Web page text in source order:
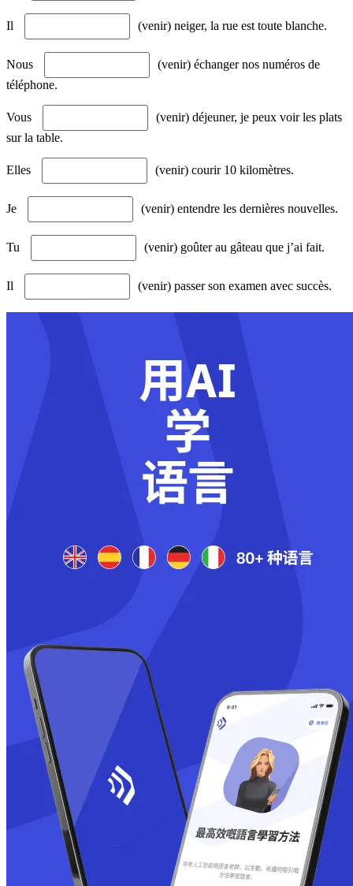
Il (venir) neiger, la rue est toute blanche.
Nous
(venir) échanger nos numéros de
téléphone.
Vous
(venir) déjeuner, je peux voir les plats
sur la table.
Elles (venir) courir 10 kilomètres.
Je (venir) entendre les dernières nouvelles.
Tu (venir) goûter au gâteau que j’ai fait.
Il (venir) passer son examen avec succès.